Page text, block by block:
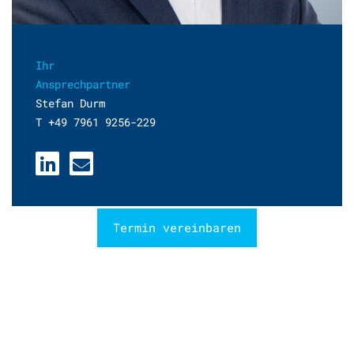
Ihr
Ansprechpartner
Stefan Durm
T +49 7961 9256-229
Termin vereinbaren